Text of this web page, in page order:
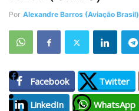
Por Alexandre Barros (Aviação Brasil)
Facebook Twitter
LinkedIn
WhatsApp